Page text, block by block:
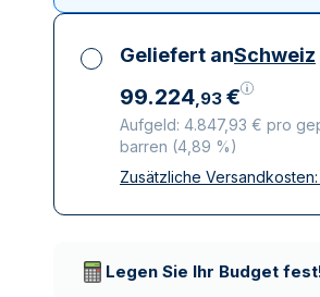
Geliefert anSchweiz
99.224,93 €
Aufgeld: 4.847,93 € pro
barren (4,89 %)
Alle Steuern inbegriffen
Zusätzliche Versandkosten:
Legen Sie Ihr Budget